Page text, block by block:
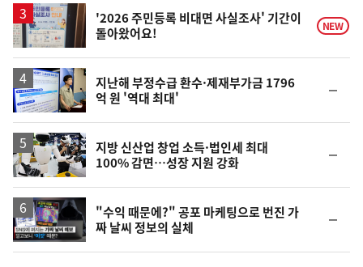
'2026 주민등록 비대면 사실조사' 기간이
돌아왔어요!
NEW
지난해 부정수급 환수·제재부가금 1796
억 원 '역대 최대'
일
지방 신산업 창업 소득·법인세 최대
100% 감면…성장 지원 강화
일
영
상
"수익 때문에?" 공포 마케팅으로 번진 가
짜 날씨 정보의 실체
일